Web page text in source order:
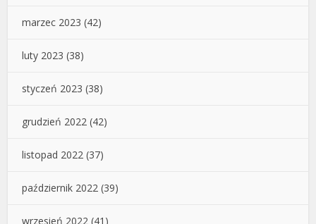
marzec 2023 (42)
luty 2023 (38)
styczeń 2023 (38)
grudzień 2022 (42)
listopad 2022 (37)
październik 2022 (39)
wrzesień 2022 (41)